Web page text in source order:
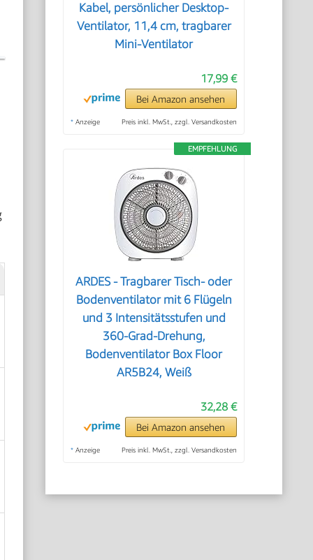
Kabel, persönlicher Desktop-
Ventilator, 11,4 cm, tragbarer
Mini-Ventilator
17,99 €
Bei Amazon ansehen
* Anzeige Preis inkl. MwSt., zzgl. Versandkosten
EMPFEHLUNG
ARDES - Tragbarer Tisch- oder
Bodenventilator mit 6 Flügeln
und 3 Intensitätsstufen und
360-Grad-Drehung,
Bodenventilator Box Floor
AR5B24, Weiß
32,28 €
Bei Amazon ansehen
* Anzeige Preis inkl. MwSt., zzgl. Versandkosten